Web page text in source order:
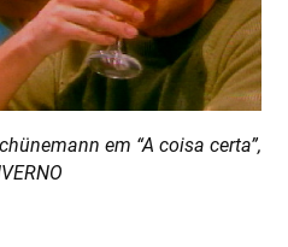
em “A coisa certa”,